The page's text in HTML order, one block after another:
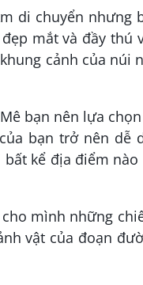
di chuyển nhưng
mắt và đầy thú
cảnh của núi
bạn nên lựa
bạn trở nên dễ
kể địa điểm
mình những
vật của đoạn